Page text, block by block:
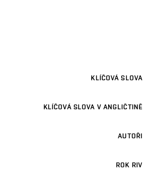
KLÍČOVÁ SLOVA
KLÍČOVÁ SLOVA V ANGLIČTINĚ
AUTOŘI
ROK RIV